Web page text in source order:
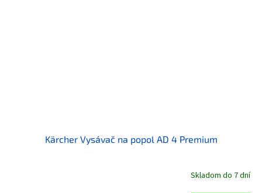
Kärcher Vysávač na popol AD 4 Premium
Skladom do 7 dní